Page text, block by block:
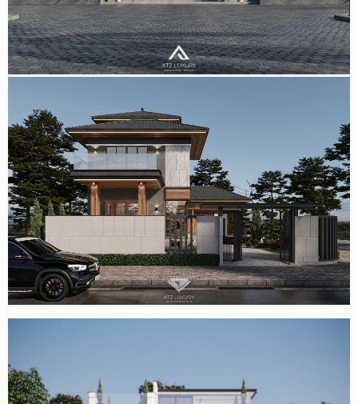
Mẫu thiết kế biệt thự kiến trúc kiểu Pháp cổ điển tại Hải
Phòng
Mẫu biệt thự 2 tầng 1 tum mái Nhật hiện đại ở Vĩnh Phúc